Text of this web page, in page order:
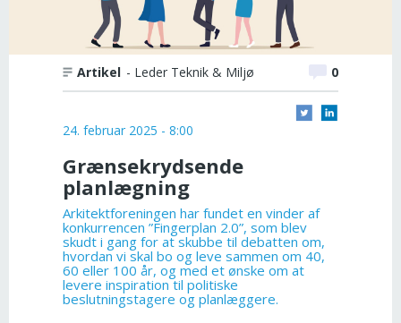
Artikel - Leder Teknik & Miljø 0
24. februar 2025 - 8:00
Grænsekrydsende
planlægning
Arkitektforeningen har fundet en vinder af
konkurrencen ”Fingerplan 2.0”, som blev
skudt i gang for at skubbe til debatten om,
hvordan vi skal bo og leve sammen om 40,
60 eller 100 år, og med et ønske om at
levere inspiration til politiske
beslutningstagere og planlæggere.